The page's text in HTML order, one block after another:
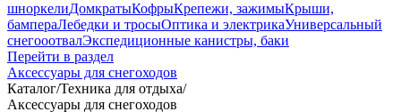
шноркелиДомкратыКофрыКрепежи, зажимыКрыши,
бампераЛебедки и тросыОптика и электрикаУниверсальный
снегооотвалЭкспедиционные канистры, баки
Перейти в раздел
Аксессуары для снегоходов
Каталог/Техника для отдыха/
Аксессуары для снегоходов